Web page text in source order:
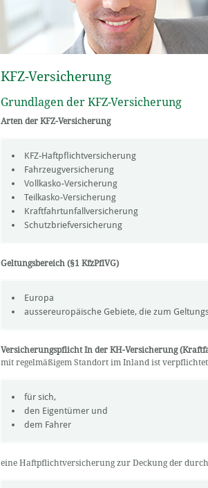
KFZ-Versicherung
Grundlagen der KFZ-Versicherung
Arten der KFZ-Versicherung
KFZ-Haftpflichtversicherung
Fahrzeugversicherung
Vollkasko-Versicherung
Teilkasko-Versicherung
Kraftfahrtunfallversicherung
Schutzbriefversicherung
Geltungsbereich (§1 KfzPflVG)
Europa
aussereuropäische Gebiete, die zum
Versicherungspflicht In der KH-Versicherung
mit regelmäßigem Standort im Inland ist
für sich,
den Eigentümer und
dem Fahrer
eine Haftpflichtversicherung zur Deckung der